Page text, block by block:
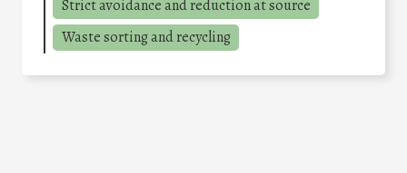
Strict avoidance and reduction at source
Waste sorting and recycling